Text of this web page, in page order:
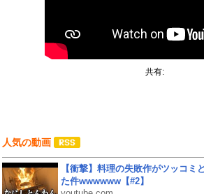
共有:
人気の動画
【衝撃】料理の失敗作がツッコミ
た件wwwwww【#2】